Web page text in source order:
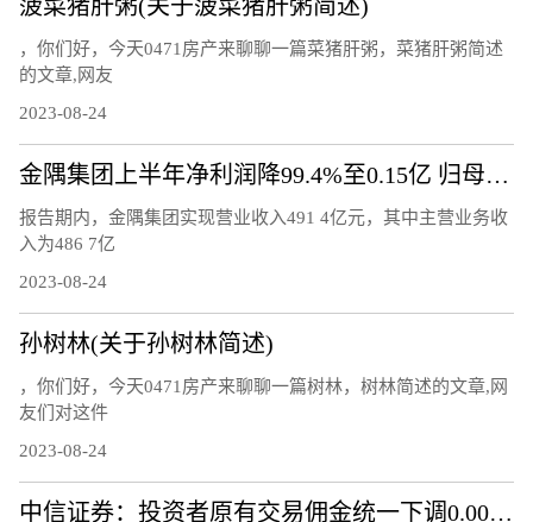
菠菜猪肝粥(关于菠菜猪肝粥简述)
，你们好，今天0471房产来聊聊一篇菜猪肝粥，菜猪肝粥简述
的文章,网友
2023-08-24
金隅集团上半年净利润降99.4%至0.15亿 归母净利润降77.7%
报告期内，金隅集团实现营业收入491 4亿元，其中主营业务收
入为486 7亿
2023-08-24
孙树林(关于孙树林简述)
，你们好，今天0471房产来聊聊一篇树林，树林简述的文章,网
友们对这件
2023-08-24
中信证券：投资者原有交易佣金统一下调0.00146%